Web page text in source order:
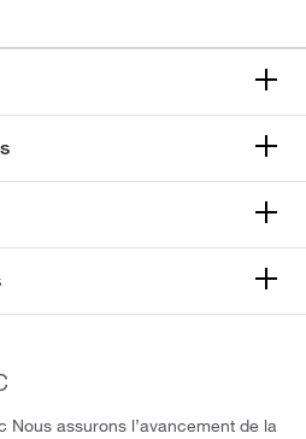
Nous assurons l’avancement de la